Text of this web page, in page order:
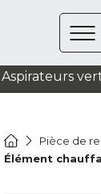
Aspirateurs
Pièce de
Élément